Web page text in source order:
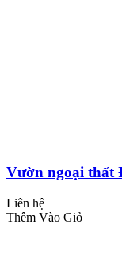
Vườn ngoại thất
Liên hệ
Thêm Vào Giỏ